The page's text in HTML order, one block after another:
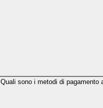
Quali sono i metodi di pagamento